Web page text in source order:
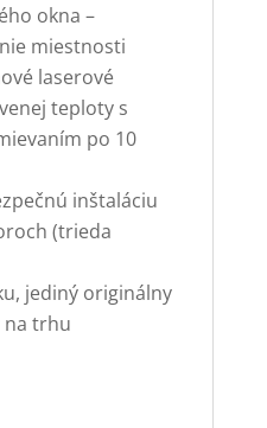
okna –
miestnosti
laserové
teploty s
po 10
inštaláciu
(trieda
jediný originálny
na trhu